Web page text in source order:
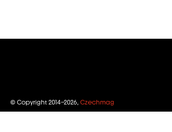
© Copyright 2014–2026, Czechmag